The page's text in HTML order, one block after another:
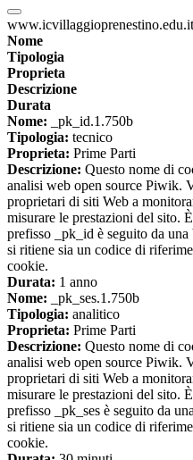
www.icvillaggioprenestino.edu.it
Nome
Tipologia
Proprieta
Descrizione
Durata
Nome: _pk_id.1.750b
Tipologia: tecnico
Proprieta: Prime Parti
Descrizione: Questo nome di
analisi web open source Piwik.
proprietari di siti Web a
misurare le prestazioni del sito.
prefisso _pk_id è seguito da
si ritiene sia un codice di
cookie.
Durata: 1 anno
Nome: _pk_ses.1.750b
Tipologia: analitico
Proprieta: Prime Parti
Descrizione: Questo nome di
analisi web open source Piwik.
proprietari di siti Web a
misurare le prestazioni del sito.
prefisso _pk_ses è seguito da
si ritiene sia un codice di
cookie.